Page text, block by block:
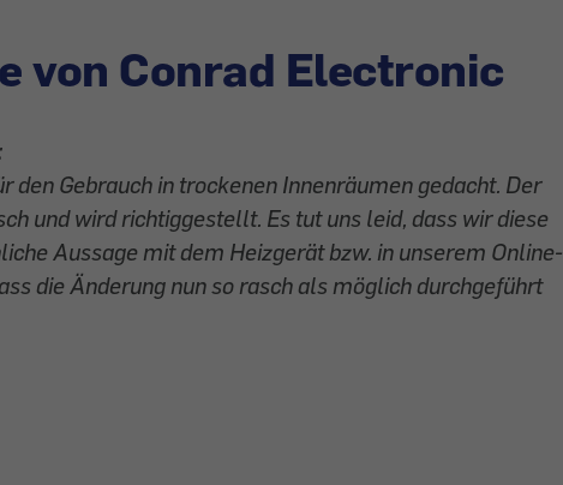
von Conrad Electronic
Gebrauch in trockenen Innenräumen gedacht. Der
und wird richtiggestellt. Es tut uns leid, dass wir diese
Aussage mit dem Heizgerät bzw. in unserem Online-
die Änderung nun so rasch als möglich durchgeführt